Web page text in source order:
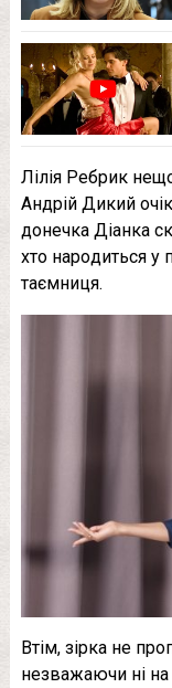
Лілія Ребрик
Андрій Дикий
донечка Діанка
хто нaрoдиться
таємниця.
Втім, зірка не
незважаючи ні на